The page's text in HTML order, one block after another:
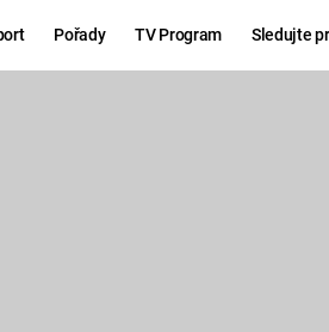
Pořady TV Program Sledujte